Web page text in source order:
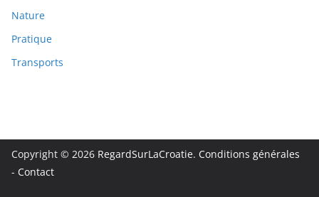
Nature
Pratique
Transports
Copyright © 2026 RegardSurLaCroatie. Conditions générales
- Contact